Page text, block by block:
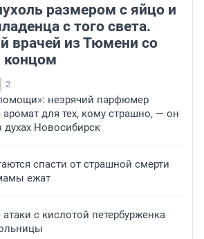
размером с яйцо и
с того света.
врачей из Тюмени со
концом
2
незрячий парфюмер
для тех, кому страшно, — он
духах Новосибирск
спасти от страшной смерти
ежат
с кислотой петербурженка